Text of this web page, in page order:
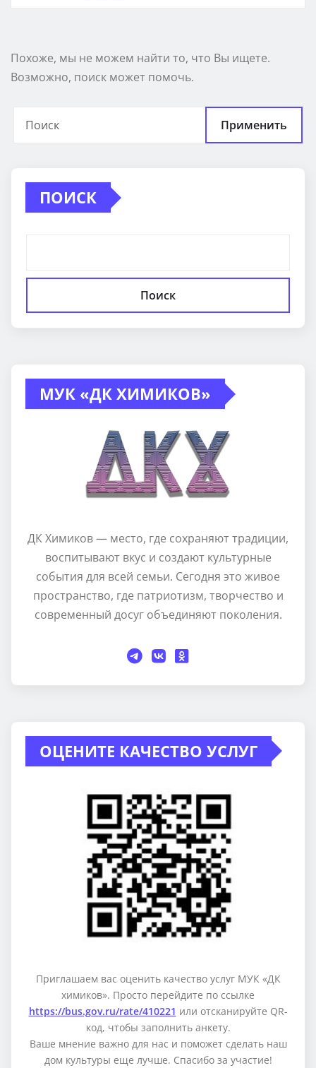
Похоже, мы не можем найти то, что Вы ищете.
Возможно, поиск может помочь.
Применить
ПОИСК
Поиск
МУК «ДК ХИМИКОВ»
ДК Химиков — место, где сохраняют традиции,
воспитывают вкус и создают культурные
события для всей семьи. Сегодня это живое
пространство, где патриотизм, творчество и
современный досуг объединяют поколения.
ОЦЕНИТЕ КАЧЕСТВО УСЛУГ
Приглашаем вас оценить качество услуг МУК «ДК
химиков». Просто перейдите по ссылке
https://bus.gov.ru/rate/410221 или отсканируйте QR-
код, чтобы заполнить анкету.
Ваше мнение важно для нас и поможет сделать наш
дом культуры еще лучше. Спасибо за участие!